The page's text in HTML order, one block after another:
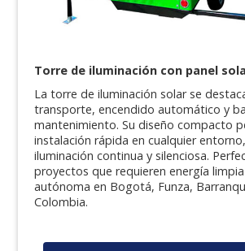
Torre de iluminación con panel
La torre de iluminación solar se
transporte, encendido automático y
mantenimiento. Su diseño compacto
instalación rápida en cualquier
iluminación continua y silenciosa.
proyectos que requieren energía
autónoma en Bogotá, Funza,
Colombia.